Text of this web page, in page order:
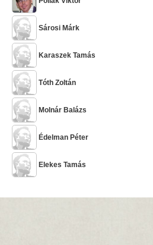
Sárosi Márk
Karaszek Tamás
Tóth Zoltán
Molnár Balázs
Édelman Péter
Elekes Tamás